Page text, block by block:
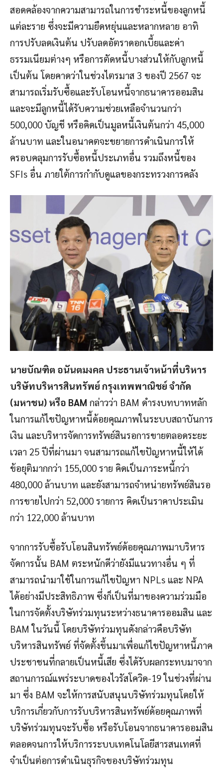
สอดคล้องจากความสามารถในการชำระหนี้ของลูกหนี้
แต่ละราย ซึ่งจะมีความยืดหยุ่นและหลากหลาย อาทิ
การปรับลดเงินต้น ปรับลดอัตราดอกเบี้ยและค่า
ธรรมเนียมต่างๆ หรือการตัดหนี้บางส่วนให้กับลูกหนี้
เป็นต้น โดยคาดว่าในช่วงไตรมาส 3 ของปี 2567 จะ
สามารถเริ่มรับซื้อและรับโอนหนี้จากธนาคารออมสิน
และจะมีลูกหนี้ได้รับความช่วยเหลือจำนวนกว่า
500,000 บัญชี หรือคิดเป็นมูลหนี้เงินต้นกว่า 45,000
ล้านบาท และในอนาคตจะขยายการดำเนินการให้
ครอบคลุมการรับซื้อหนี้ประเภทอื่น รวมถึงหนี้ของ
SFIs อื่น ภายใต้การกำกับดูแลของกระทรวงการคลัง
นายบัณฑิต อนันตมงคล ประธานเจ้าหน้าที่บริหาร
บริษัทบริหารสินทรัพย์ กรุงเทพพาณิชย์ จำกัด
(มหาชน) หรือ BAM กล่าวว่า BAM ดำรงบทบาทหลัก
ในการแก้ไขปัญหาหนี้ด้อยคุณภาพในระบบสถาบันการ
เงิน และบริหารจัดการทรัพย์สินรอการขายตลอดระยะ
เวลา 25 ปีที่ผ่านมา จนสามารถแก้ไขปัญหาหนี้ให้ได้
ข้อยุติมากกว่า 155,000 ราย คิดเป็นภาระหนี้กว่า
480,000 ล้านบาท และยังสามารถจำหน่ายทรัพย์สินรอ
การขายไปกว่า 52,000 รายการ คิดเป็นราคาประเมิน
กว่า 122,000 ล้านบาท
จากการรับซื้อรับโอนสินทรัพย์ด้อยคุณภาพมาบริหาร
จัดการนั้น BAM ตระหนักดีว่ายังมีแนวทางอื่น ๆ ที่
สามารถนำมาใช้ในการแก้ไขปัญหา NPLs และ NPA
ได้อย่างมีประสิทธิภาพ ซึ่งก็เป็นที่มาของความร่วมมือ
ในการจัดตั้งบริษัทร่วมทุนระหว่างธนาคารออมสิน และ
BAM ในวันนี้ โดยบริษัทร่วมทุนดังกล่าวคือบริษัท
บริหารสินทรัพย์ ที่จัดตั้งขึ้นมาเพื่อแก้ไขปัญหาหนี้ภาค
ประชาชนที่กลายเป็นหนี้เสีย ซึ่งได้รับผลกระทบมาจาก
สถานการณ์แพร่ระบาดของไวรัสโควิด-19 ในช่วงที่ผ่าน
มา ซึ่ง BAM จะให้การสนับสนุนบริษัทร่วมทุนโดยให้
บริการเกี่ยวกับการรับบริหารสินทรัพย์ด้อยคุณภาพที่
บริษัทร่วมทุนจะรับซื้อ หรือรับโอนจากธนาคารออมสิน
ตลอดจนการให้บริการระบบเทคโนโลยีสารสนเทศที่
จำเป็นต่อการดำเนินธุรกิจของบริษัทร่วมทุน